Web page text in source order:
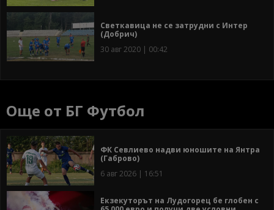
Светкавица не се затрудни с Интер
(Добрич)
30 авг 2020 | 00:42
Още от БГ Футбол
ФК Севлиево надви юношите на Янтра
(Габрово)
6 авг 2026 | 16:51
Екзекуторът на Лудогорец бе глобен с